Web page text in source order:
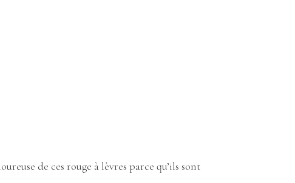
de ces rouge à lèvres parce qu’ils sont